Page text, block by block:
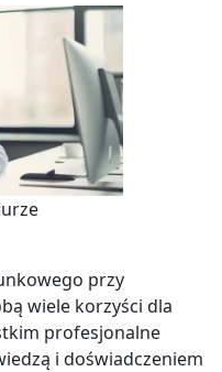
przy
wiele korzyści dla
profesjonalne
i doświadczeniem